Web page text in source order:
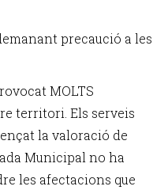
precaució a les
MOLTS
territori. Els serveis
la valoració de
Municipal no ha
les afectacions que